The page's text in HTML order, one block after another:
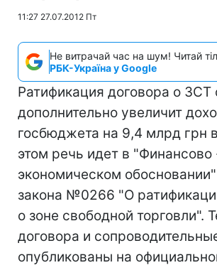
11:27 27.07.2012 Пт
Не витрачай час на шум! Читай
РБК-Україна у Google
Ратификация договора о ЗСТ
дополнительно увеличит
госбюджета на 9,4 млрд грн
этом речь идет в "Финансово
экономическом
закона №0266 "О
о зоне свободной торговли".
договора и
опубликованы на